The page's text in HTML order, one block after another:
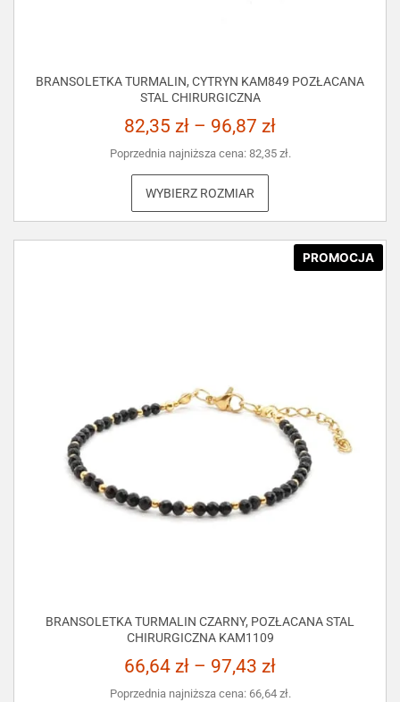
BRANSOLETKA TURMALIN, CYTRYN KAM849 POZŁACANA
STAL CHIRURGICZNA
82,35 zł – 96,87 zł
Poprzednia najniższa cena: 82,35 zł.
WYBIERZ ROZMIAR
PROMOCJA
BRANSOLETKA TURMALIN CZARNY, POZŁACANA STAL
CHIRURGICZNA KAM1109
66,64 zł – 97,43 zł
Poprzednia najniższa cena: 66,64 zł.